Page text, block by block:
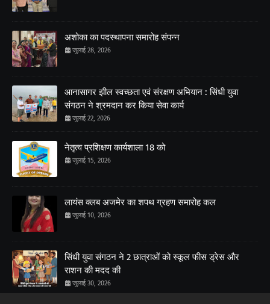
अशोका का पदस्थापना समारोह संपन्न
जुलाई 28, 2026
आनासागर झील स्वच्छता एवं संरक्षण अभियान : सिंधी युवा
संगठन ने श्रमदान कर किया सेवा कार्य
जुलाई 22, 2026
नेतृत्व प्रशिक्षण कार्यशाला 18 को
जुलाई 15, 2026
लायंस क्लब अजमेर का शपथ ग्रहण समारोह कल
जुलाई 10, 2026
सिंधी युवा संगठन ने 2 छात्राओं को स्कूल फीस ड्रेस और
राशन की मदद की
जुलाई 30, 2026